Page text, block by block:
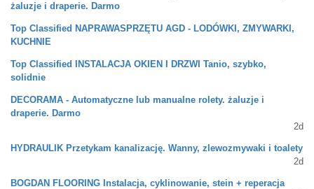
żaluzje i draperie. Darmo
Top Classified NAPRAWASPRZĘTU AGD - LODÓWKI, ZMYWARKI,
KUCHNIE
Top Classified
INSTALACJA OKIEN I DRZWI Tanio, szybko,
solidnie
DECORAMA - Automatyczne lub manualne rolety. żaluzje i
draperie. Darmo
2d
HYDRAULIK Przetykam kanalizację. Wanny, zlewozmywaki i toalety
2d
BOGDAN FLOORING Instalacja, cyklinowanie, stein + reperacja